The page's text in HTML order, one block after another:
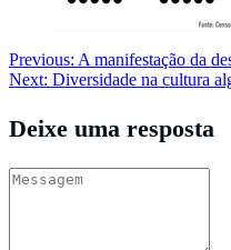
Navegação
de
Post
Previous: A manifestação da
Next: Diversidade na cultura
Deixe uma resposta